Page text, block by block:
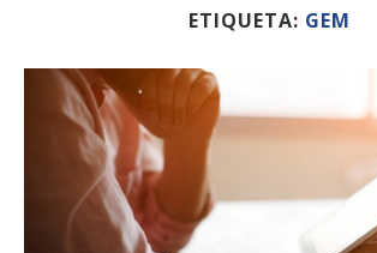
ETIQUETA: GEM